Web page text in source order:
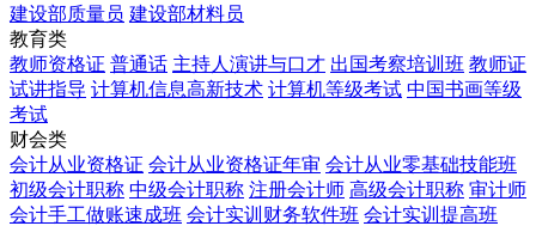
建设部质量员 建设部材料员
教育类
教师资格证 普通话 主持人演讲与口才 出国考察培训班 教师证
试讲指导 计算机信息高新技术 计算机等级考试 中国书画等级
考试
财会类
会计从业资格证 会计从业资格证年审 会计从业零基础技能班
初级会计职称 中级会计职称 注册会计师 高级会计职称 审计师
会计手工做账速成班 会计实训财务软件班 会计实训提高班